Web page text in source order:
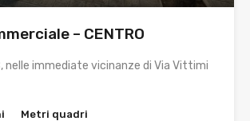
– CENTRO
nelle immediate vicinanze di Via Vittimi
Metri quadri